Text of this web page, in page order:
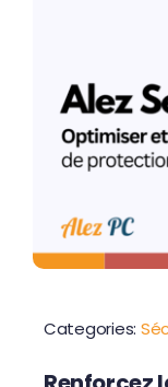
Categories: